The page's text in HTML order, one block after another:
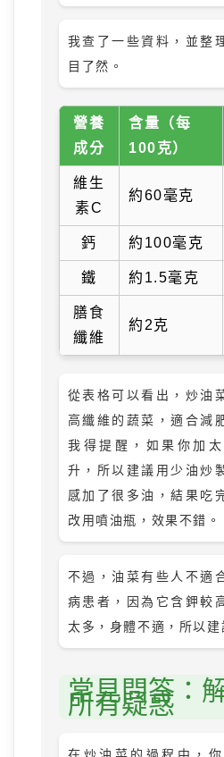
我查了一些資料，並整
目了然。
營養
成分
含量（每
100克）
維生
素C
約60毫克
鈣 約100毫克
鐵 約1.5毫克
膳食
纖維
約2克
從表格可以看出，炒油
高纖維的蔬菜，適合減
我得提醒，如果你加
升，所以建議用少油炒
感加了很多油，結果吃
改用噴油瓶，效果不錯。
不過，油菜有些人不適
病患者，因為它含鉀較
太多，身體不適，所以建
常見問答：
所有疑惑